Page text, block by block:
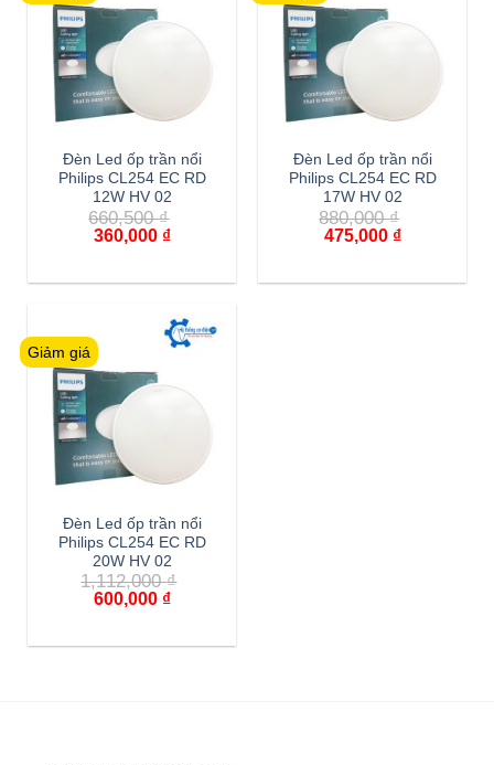
Đèn Led ốp trần nổi
Philips CL254 EC RD
12W HV 02
660,500₫
Giá
660,500 ₫.
360,000 ₫Giá
là:
Đèn Led ốp trần nổi
Philips CL254 EC RD
17W HV 02
880,000₫
Giá
880,000 ₫.
475,000 ₫Giá
là:
Giảm giá
Đèn Led ốp trần nổi
Philips CL254 EC RD
20W HV 02
1,112,000₫
Giá
1,112,000 ₫.
600,000 ₫Giá
là: